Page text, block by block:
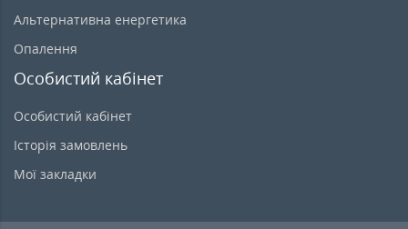
Альтернативна енергетика
Опалення
Особистий кабінет
Особистий кабінет
Історія замовлень
Мої закладки